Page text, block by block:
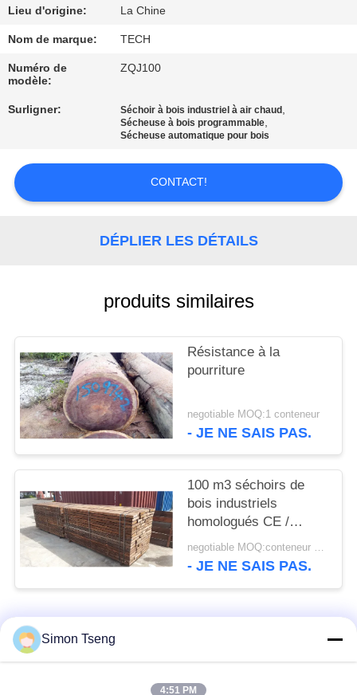
CONTRÔLE
DE
QUALITÉ
CONTACTEZ-
NOUVELLES
SITE
PRIVACY
POLICY
Lieu d'origine: La Chine
Nom de marque: TECH
Numéro de
modèle:
ZQJ100
Surligner: Séchoir à bois industriel à air chaud ,
Sécheuse à bois programmable,
Sécheuse automatique pour bois
CONTACT!
DÉPLIER LES DÉTAILS
produits similaires
Résistance à la
pourriture
negotiable MOQ:1 conteneur
- JE NE SAIS PAS.
100 m3 séchoirs de
bois industriels
homologués CE /
séchoirs de four
negotiable MOQ:conteneur 1x20'
- JE NE SAIS PAS.
Catégories populaires
Chambre de séchage
Simon Tseng
4:51 PM